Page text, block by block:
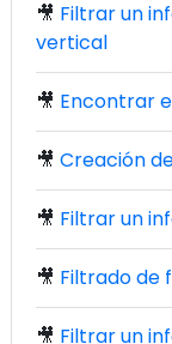
🎥 Filtrar un
vertical
🎥 Encontrar
🎥 Creación
🎥 Filtrar un
🎥 Filtrado de
🎥 Filtrar un